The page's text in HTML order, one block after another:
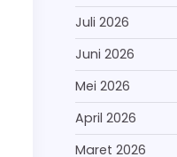
Juli 2026
Juni 2026
Mei 2026
April 2026
Maret 2026